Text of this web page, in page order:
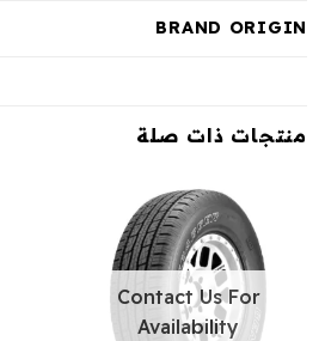
BRAND ORIGIN
منتجات ذات صلة
Contact Us For
Availability